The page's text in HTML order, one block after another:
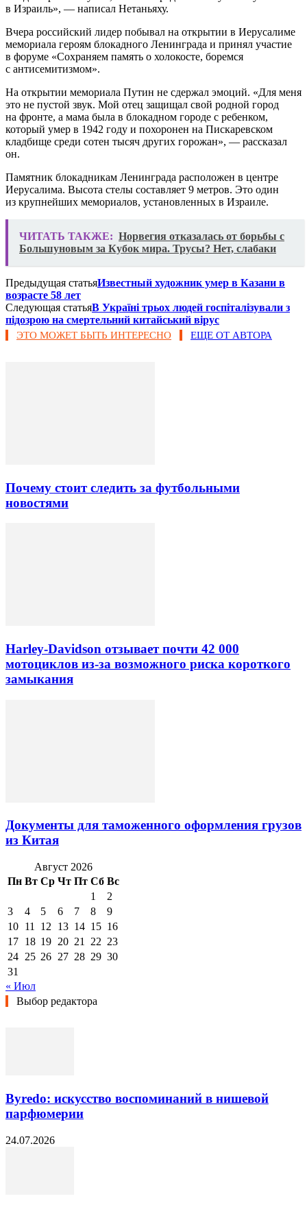
в Израиль», — написал Нетаньяху.
Вчера российский лидер побывал на открытии в Иерусалиме
мемориала героям блокадного Ленинграда и принял участие
в форуме «Сохраняем память о холокосте, боремся
с антисемитизмом».
На открытии мемориала Путин не сдержал эмоций. «Для меня
это не пустой звук. Мой отец защищал свой родной город
на фронте, а мама была в блокадном городе с ребенком,
который умер в 1942 году и похоронен на Пискаревском
кладбище среди сотен тысяч других горожан», — рассказал
он.
Памятник блокадникам Ленинграда расположен в центре
Иерусалима. Высота стелы составляет 9 метров. Это один
из крупнейших мемориалов, установленных в Израиле.
ЧИТАТЬ ТАКЖЕ: Норвегия отказалась от борьбы с
Большуновым за Кубок мира. Трусы? Нет, слабаки
Предыдущая статьяИзвестный художник умер в Казани в
возрасте 58 лет
Следующая статьяВ Україні трьох людей госпіталізували з
підозрою на смертельний китайський вірус
ЭТО МОЖЕТ БЫТЬ ИНТЕРЕСНО ЕЩЕ ОТ АВТОРА
Почему стоит следить за футбольными
новостями
Harley-Davidson отзывает почти 42 000
мотоциклов из-за возможного риска короткого
замыкания
Документы для таможенного оформления грузов
из Китая
Август 2026
Пн Вт Ср Чт Пт Сб Вс
1
2
3
4 5 6 7 8
9
10 11 12 13 14 15 16
17 18 19 20 21 22 23
24 25 26 27 28 29 30
31
« Июл
Выбор редактора
Byredo: искусство воспоминаний в нишевой
парфюмерии
24.07.2026